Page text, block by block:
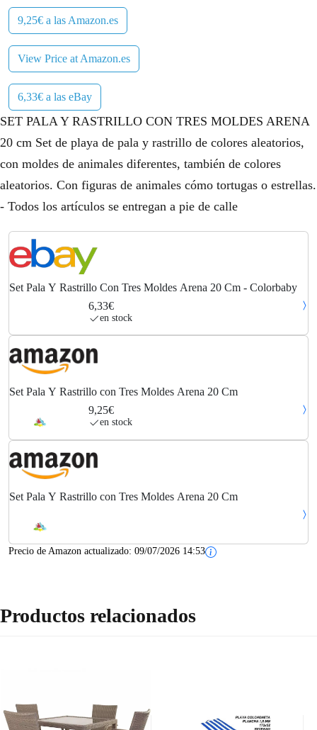
9,25€ a las Amazon.es
View Price at Amazon.es
6,33€ a las eBay
SET PALA Y RASTRILLO CON TRES MOLDES ARENA
20 cm Set de playa de pala y rastrillo de colores aleatorios,
con moldes de animales diferentes, también de colores
aleatorios. Con figuras de animales cómo tortugas o estrellas.
- Todos los artículos se entregan a pie de calle
Set Pala Y Rastrillo Con Tres Moldes Arena 20 Cm - Colorbaby
6,33€
en stock
Set Pala Y Rastrillo con Tres Moldes Arena 20 Cm
9,25€
en stock
Set Pala Y Rastrillo con Tres Moldes Arena 20 Cm
Precio de Amazon actualizado: 09/07/2026 14:53
Productos relacionados